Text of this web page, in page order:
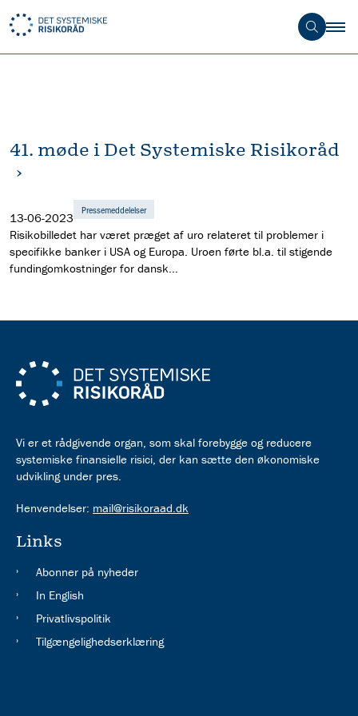
41. møde i Det Systemiske Risikoråd
13-06-2023
Pressemeddelelser
Risikobilledet har været præget af uro relateret til problemer i
specifikke banker i USA og Europa. Uroen førte bl.a. til stigende
fundingomkostninger for dansk...
Vi er et rådgivende organ, som skal forebygge og reducere
systemiske finansielle risici, der kan sætte den økonomiske
udvikling under pres.
Henvendelser: mail@risikoraad.dk
Links
Abonner på nyheder
In English
Privatlivspolitik
Tilgængelighedserklæring